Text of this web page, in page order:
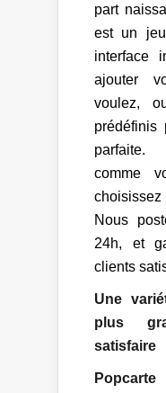
part
est un jeu
interface
ajouter
voulez,
prédéfinis
parfaite.
comme
choisissez
Nous
24h, et
clients
Une
plus
satisfaire